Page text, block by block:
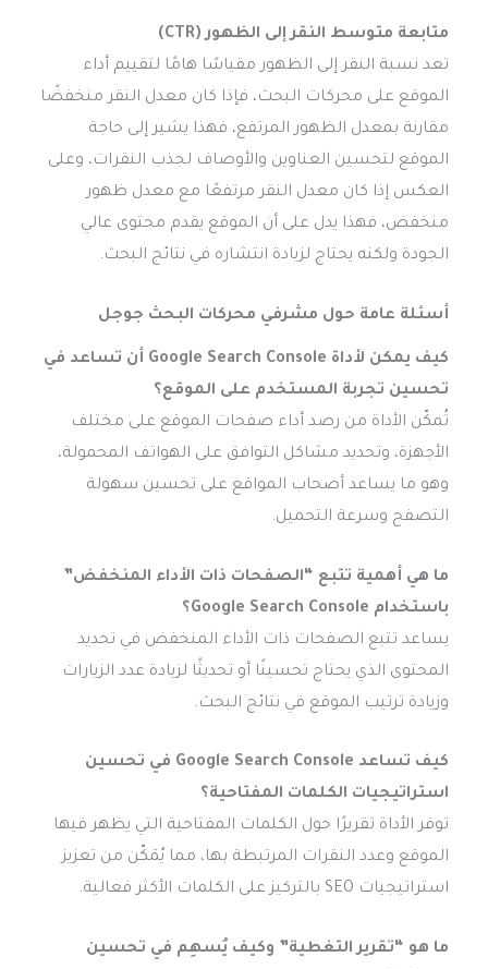
متابعة متوسط النقر إلى الظهور (CTR)
تعد نسبة النقر إلى الظهور مقياسًا هامًا لتقييم أداء
الموقع على محركات البحث، فإذا كان معدل النقر منخفضًا
مقارنة بمعدل الظهور المرتفع، فهذا يشير إلى حاجة
الموقع لتحسين العناوين والأوصاف لجذب النقرات، وعلى
العكس إذا كان معدل النقر مرتفعًا مع معدل ظهور
منخفض، فهذا يدل على أن الموقع يقدم محتوى عالي
الجودة ولكنه يحتاج لزيادة انتشاره في نتائج البحث.
أسئلة عامة حول مشرفي محركات البحث جوجل
كيف يمكن لأداة Google Search Console أن تساعد في
تحسين تجربة المستخدم على الموقع؟
تُمكّن الأداة من رصد أداء صفحات الموقع على مختلف
الأجهزة، وتحديد مشاكل التوافق على الهواتف المحمولة،
وهو ما يساعد أصحاب المواقع على تحسين سهولة
التصفح وسرعة التحميل.
ما هي أهمية تتبع “الصفحات ذات الأداء المنخفض”
باستخدام Google Search Console؟
يساعد تتبع الصفحات ذات الأداء المنخفض في تحديد
المحتوى الذي يحتاج تحسينًا أو تحديثًا لزيادة عدد الزيارات
وزيادة ترتيب الموقع في نتائج البحث.
كيف تساعد Google Search Console في تحسين
استراتيجيات الكلمات المفتاحية؟
توفر الأداة تقريرًا حول الكلمات المفتاحية التي يظهر فيها
الموقع وعدد النقرات المرتبطة بها، مما يُمَكّن من تعزيز
استراتيجيات SEO بالتركيز على الكلمات الأكثر فعالية.
ما هو “تقرير التغطية” وكيف يُسهِم في تحسين